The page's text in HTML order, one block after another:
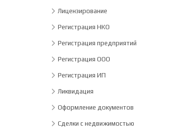
Лицензирование
Регистрация НКО
Регистрация предприятий
Регистрация ООО
Регистрация ИП
Ликвидация
Оформление документов
Сделки с недвижимостью